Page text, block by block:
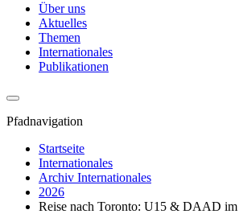
Über uns
Aktuelles
Themen
Internationales
Publikationen
Pfadnavigation
Startseite
Internationales
Archiv Internationales
2026
Reise nach Toronto: U15 & DAAD im